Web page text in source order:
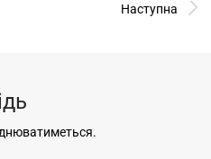
Наступна